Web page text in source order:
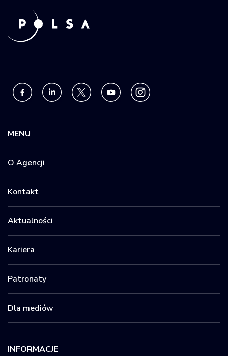
MENU
O Agencji
Kontakt
Aktualności
Kariera
Patronaty
Dla mediów
INFORMACJE